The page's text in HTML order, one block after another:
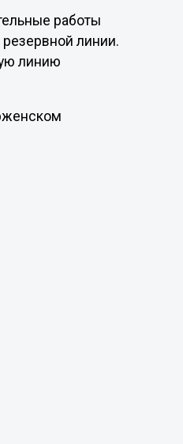
работы
линии.
линию